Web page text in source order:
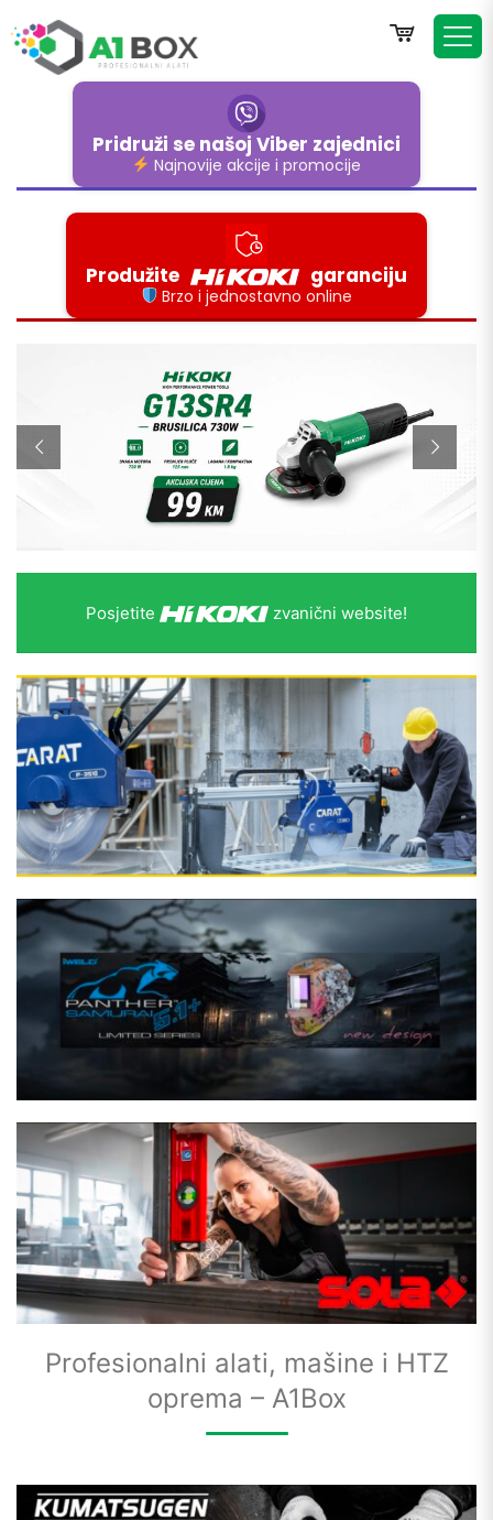
Pridruži se našoj Viber zajednici
Najnovije akcije i promocije
Produžite garanciju
Brzo i jednostavno online
Posjetite zvanični website!
Profesionalni alati, mašine i HTZ
oprema – A1Box